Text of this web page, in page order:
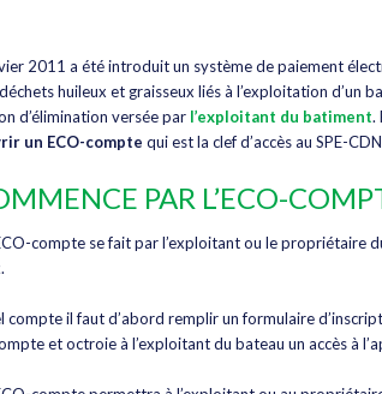
2011 a été introduit un système de paiement
huileux et graisseux liés à l’exploitation d’un
d’élimination versée par l’exploitant du batiment.
un ECO-compte qui est la clef d’accès au SPE-
PAR L’ECO-
compte se fait par l’exploitant ou le propriétaire
compte il faut d’abord remplir un formulaire
et octroie à l’exploitant du bateau un accès à